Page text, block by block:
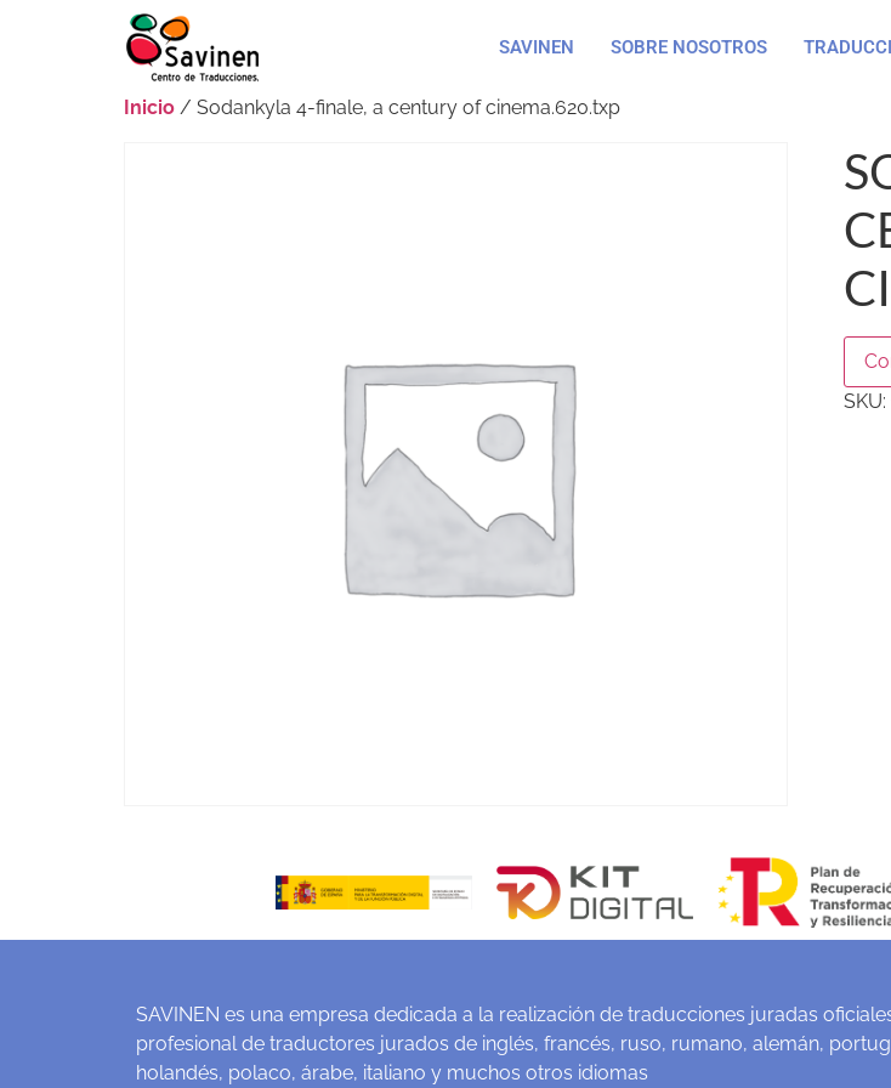
SAVINEN SOBRE NOSOTROS
Inicio / Sodankyla 4-finale, a century of cinema.620.txp
SKU:
SAVINEN es una empresa dedicada a la realización de traducciones juradas
profesional de traductores jurados de inglés, francés, ruso, rumano, alemán,
holandés, polaco, árabe, italiano y muchos otros idiomas